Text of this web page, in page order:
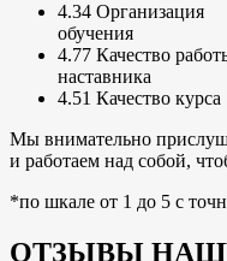
4.34 Организация
обучения
4.77 Качество
наставника
4.51 Качество курса
Мы внимательно
и работаем над собой,
*по шкале от 1 до 5 с
ОТЗЫВЫ